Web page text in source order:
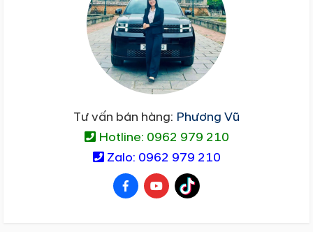
Tư vấn bán hàng: Phương Vũ
Hotline: 0962 979 210
Zalo: 0962 979 210